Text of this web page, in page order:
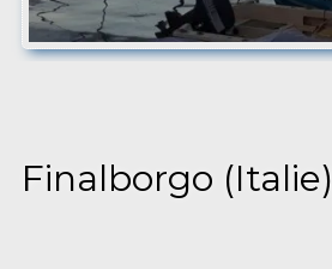
Finalborgo (Italie)